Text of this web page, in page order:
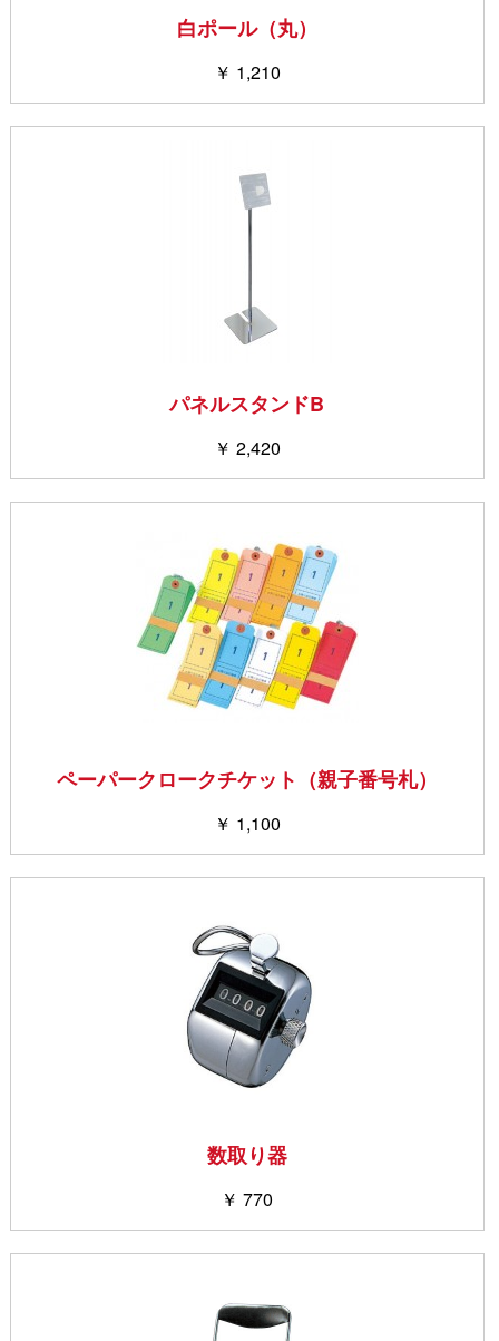
白ポール（丸）
￥ 1,210
パネルスタンドB
￥ 2,420
ペーパークロークチケット（親子番号札）
￥ 1,100
数取り器
￥ 770